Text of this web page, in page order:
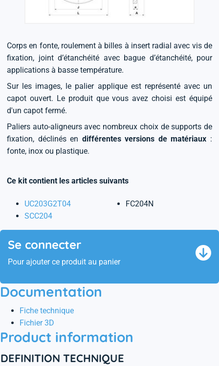
Corps en fonte, roulement à billes à insert radial avec vis de
fixation, joint d’étanchéité avec bague d’étanchéité, pour
applications à basse température.
Sur les images, le palier applique est représenté avec un
capot ouvert. Le produit que vous avez choisi est équipé
d'un capot fermé.
Paliers auto-aligneurs avec nombreux choix de supports de
fixation, déclinés en différentes versions de matériaux :
fonte, inox ou plastique.
Ce kit contient les articles suivants
UC203G2T04
SCC204
FC204N
Se connecter
Pour ajouter ce produit au panier
Documentation
Fiche technique
Fichier 3D
Product information
DEFINITION TECHNIQUE